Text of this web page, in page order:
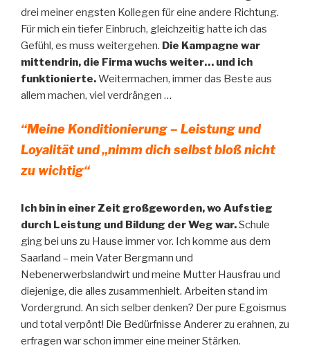
drei meiner engsten Kollegen für eine andere Richtung.
Für mich ein tiefer Einbruch, gleichzeitig hatte ich das
Gefühl, es muss weitergehen. Die Kampagne war
mittendrin, die Firma wuchs weiter… und ich
funktionierte.Weitermachen, immer das Beste aus
allem machen, viel verdrängen …
“Meine Konditionierung – Leistung und
Loyalität und „nimm dich selbst bloß nicht
zu wichtig“
Ich bin in einer Zeit großgeworden, wo Aufstieg
durch Leistung und Bildung der Weg war.Schule
ging bei uns zu Hause immer vor. Ich komme aus dem
Saarland – mein Vater Bergmann und
Nebenerwerbslandwirt und meine Mutter Hausfrau und
diejenige, die alles zusammenhielt. Arbeiten stand im
Vordergrund. An sich selber denken? Der pure Egoismus
und total verpönt! Die Bedürfnisse Anderer zu erahnen, zu
erfragen war schon immer eine meiner Stärken.